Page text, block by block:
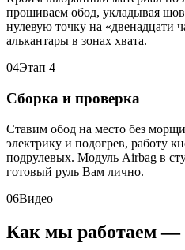
прошиваем обод, укладывая
нулевую точку на «двенадцати
алькантары в зонах хвата.
04Этап 4
Сборка и проверка
Ставим обод на место без
электрику и подогрев, работу
подрулевых. Модуль Airbag в
готовый руль Вам лично.
06Видео
Как мы работаем —